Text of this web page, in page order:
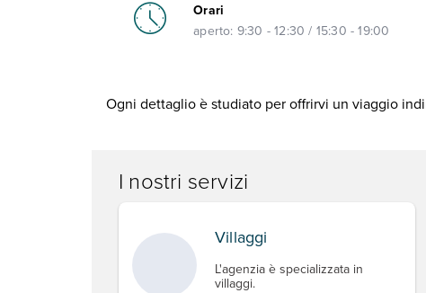
Orari
aperto: 9:30 - 12:30 / 15:30 - 19:00
Ogni dettaglio è studiato per offrirvi un viaggio
I nostri servizi
Villaggi
L'agenzia è specializzata in
villaggi.